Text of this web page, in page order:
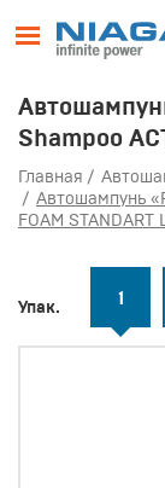
Shampoo
Главная
Автошампунь
FOAM STANDART
Упак. 1